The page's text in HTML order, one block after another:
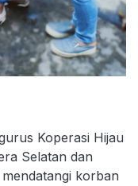
Koperasi Hijau
Selatan dan
korban